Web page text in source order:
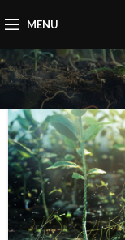
MENU